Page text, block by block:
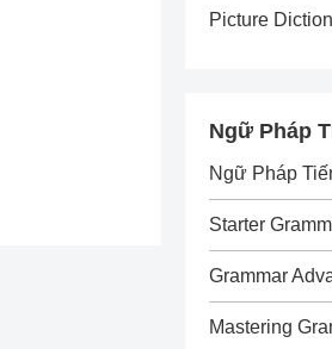
Picture
Ngữ Pháp
Ngữ Pháp
Starter
Grammar
Mastering